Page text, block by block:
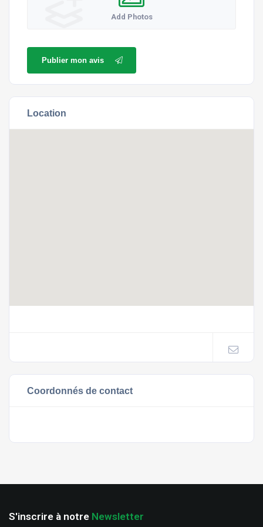
Add Photos
Publier mon avis
Location
Coordonnés de contact
S'inscrire à notre Newsletter